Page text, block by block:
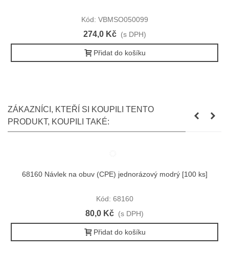
Kód: VBMSO050099
274,0 Kč (s DPH)
Přidat do košíku
ZÁKAZNÍCI, KTEŘÍ SI KOUPILI TENTO
PRODUKT, KOUPILI TAKÉ:
68160 Návlek na obuv (CPE) jednorázový modrý [100 ks]
Kód: 68160
80,0 Kč (s DPH)
Přidat do košíku